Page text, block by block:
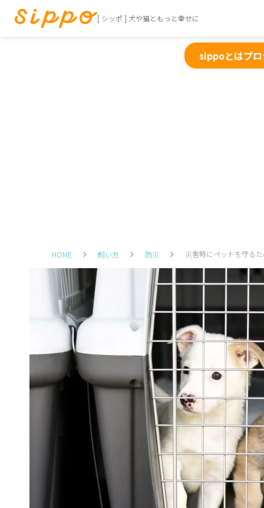
[ シッポ ] 犬や猫ともっと幸せに
sippoとはプ
HOME 飼い方 防災 災害時にペットを守る